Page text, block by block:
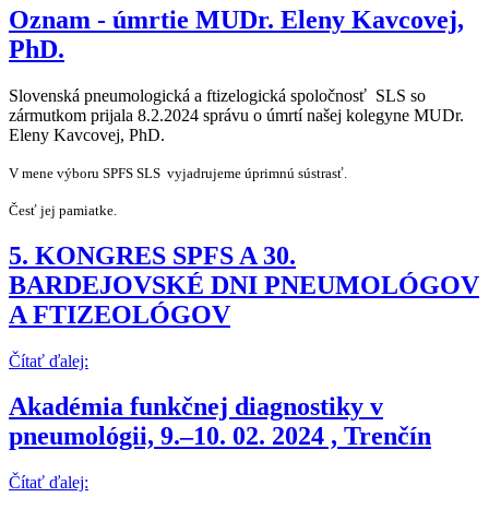
Oznam - úmrtie MUDr. Eleny Kavcovej,
PhD.
Slovenská pneumologická a ftizelogická spoločnosť SLS so
zármutkom prijala 8.2.2024 správu o úmrtí našej kolegyne MUDr.
Eleny Kavcovej, PhD.
V mene výboru SPFS SLS vyjadrujeme úprimnú sústrasť.
Česť jej pamiatke.
5. KONGRES SPFS A 30.
BARDEJOVSKÉ DNI PNEUMOLÓGOV
A FTIZEOLÓGOV
Čítať ďalej:
Akadémia funkčnej diagnostiky v
pneumológii, 9.–10. 02. 2024 , Trenčín
Čítať ďalej: